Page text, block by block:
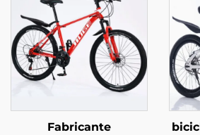
Mulheres Velocidade
Variável Bicicleta de
Aço para Estudantes
Práticas ao Ar Livre
e
Fabricante